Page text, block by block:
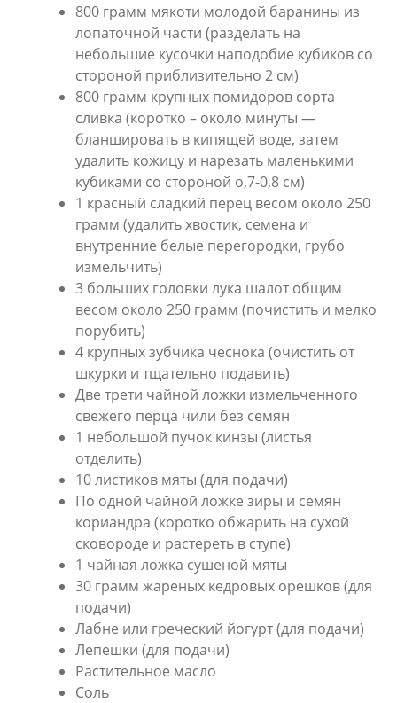
800 грамм мякоти молодой баранины из
лопаточной части (разделать на
небольшие кусочки наподобие кубиков со
стороной приблизительно 2 см)
800 грамм крупных помидоров сорта
сливка (коротко – около минуты —
бланшировать в кипящей воде, затем
удалить кожицу и нарезать маленькими
кубиками со стороной о,7-0,8 см)
1 красный сладкий перец весом около 250
грамм (удалить хвостик, семена и
внутренние белые перегородки, грубо
измельчить)
3 больших головки лука шалот общим
весом около 250 грамм (почистить и мелко
порубить)
4 крупных зубчика чеснока (очистить от
шкурки и тщательно подавить)
Две трети чайной ложки измельченного
свежего перца чили без семян
1 небольшой пучок кинзы (листья
отделить)
10 листиков мяты (для подачи)
По одной чайной ложке зиры и семян
кориандра (коротко обжарить на сухой
сковороде и растереть в ступе)
1 чайная ложка сушеной мяты
30 грамм жареных кедровых орешков (для
подачи)
Лабне или греческий йогурт (для подачи)
Лепешки (для подачи)
Растительное масло
Соль